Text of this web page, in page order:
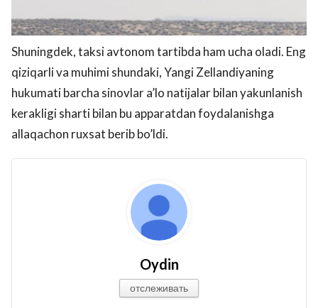
Shuningdek, taksi avtonom tartibda ham ucha oladi. Eng
qiziqarli va muhimi shundaki, Yangi Zellandiyaning
hukumati barcha sinovlar a’lo natijalar bilan yakunlanish
kerakligi sharti bilan bu apparatdan foydalanishga
allaqachon ruxsat berib bo’ldi.
Oydin
отслеживать